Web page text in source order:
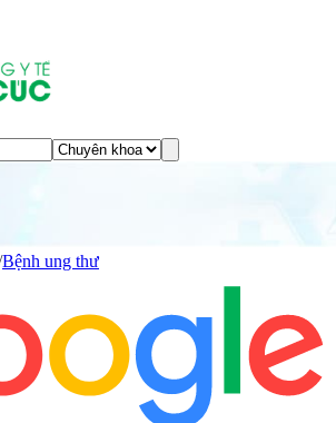
Bệnh ung thư